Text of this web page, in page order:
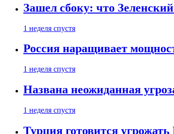
Зашел сбоку: что
1 неделя спустя
Россия наращивает
1 неделя спустя
Названа неожиданная
1 неделя спустя
Турция готовится